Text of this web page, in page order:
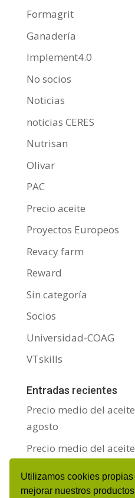
Utilizamos cookies
mejorar nuestros
Formagrit
Ganadería
Implement4.0
No socios
Noticias
noticias CERES
Nutrisan
Olivar
PAC
Precio aceite
Proyectos Europeos
Revacy farm
Reward
Sin categoría
Socios
Universidad-COAG
VTskills
Entradas recientes
Precio medio del
agosto
Precio medio del
Precio medio del